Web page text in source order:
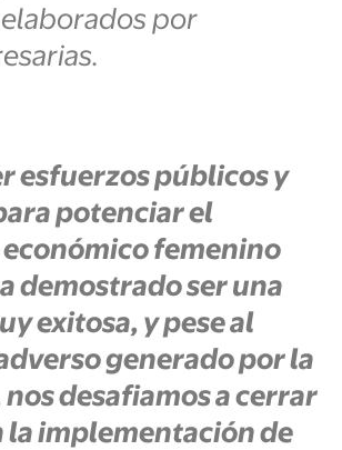
por
esfuerzos públicos y
potenciar el
femenino
demostrado ser una
exitosa, y pese al
generado por la
desafiamos a cerrar
la implementación de